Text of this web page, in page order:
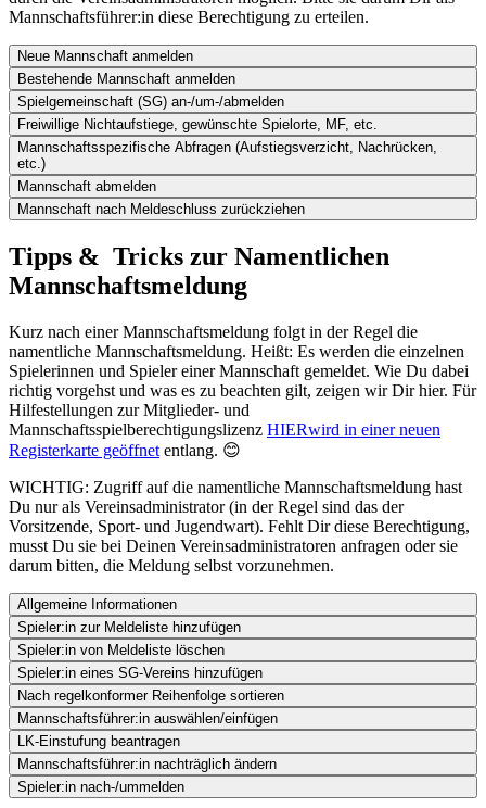
Mannschaftsführer:in diese Berechtigung zu erteilen.
Neue Mannschaft anmelden
Bestehende Mannschaft anmelden
Spielgemeinschaft (SG) an-/um-/abmelden
Freiwillige Nichtaufstiege, gewünschte Spielorte, MF, etc.
Mannschaftsspezifische Abfragen (Aufstiegsverzicht, Nachrücken,
etc.)
Mannschaft abmelden
Mannschaft nach Meldeschluss zurückziehen
Tipps & Tricks zur Namentlichen
Mannschaftsmeldung
Kurz nach einer Mannschaftsmeldung folgt in der Regel die
namentliche Mannschaftsmeldung. Heißt: Es werden die einzelnen
Spielerinnen und Spieler einer Mannschaft gemeldet. Wie Du dabei
richtig vorgehst und was es zu beachten gilt, zeigen wir Dir hier. Für
Hilfestellungen zur Mitglieder- und
Mannschaftsspielberechtigungslizenz HIERwird in einer neuen
Registerkarte geöffnet entlang. 😊
WICHTIG: Zugriff auf die namentliche Mannschaftsmeldung hast
Du nur als Vereinsadministrator (in der Regel sind das der
Vorsitzende, Sport- und Jugendwart). Fehlt Dir diese Berechtigung,
musst Du sie bei Deinen Vereinsadministratoren anfragen oder sie
darum bitten, die Meldung selbst vorzunehmen.
Allgemeine Informationen
Spieler:in zur Meldeliste hinzufügen
Spieler:in von Meldeliste löschen
Spieler:in eines SG-Vereins hinzufügen
Nach regelkonformer Reihenfolge sortieren
Mannschaftsführer:in auswählen/einfügen
LK-Einstufung beantragen
Mannschaftsführer:in nachträglich ändern
Spieler:in nach-/ummelden